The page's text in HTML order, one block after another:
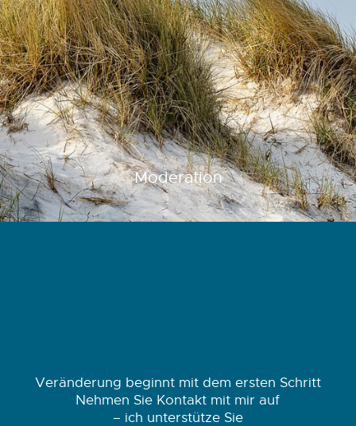
Moderation
Veränderung beginnt mit dem ersten Schritt
Nehmen Sie Kontakt mit mir auf
– ich unterstütze Sie